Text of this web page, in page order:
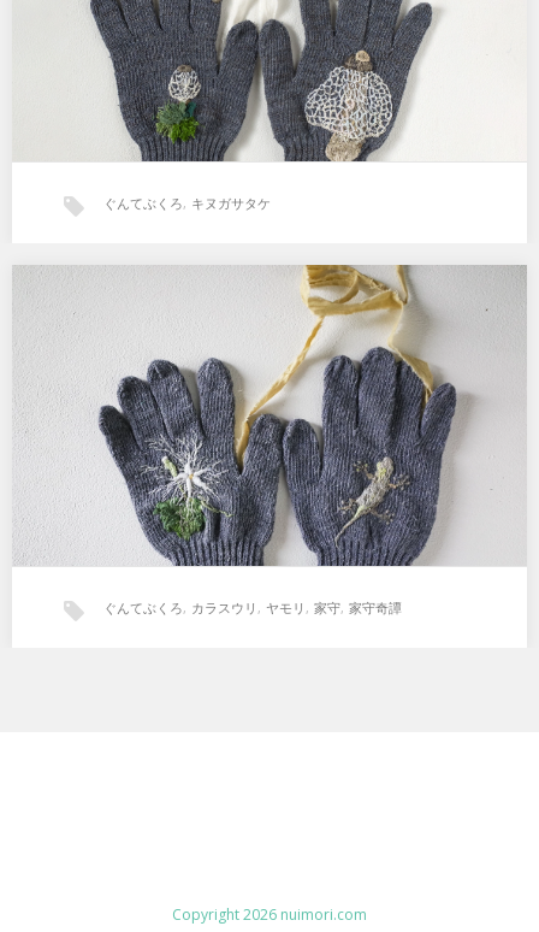
ぐんてぶくろ, キヌガサタケ
ぐんてぶくろ 烏瓜と家守
カラスウリとヤモリ 約20cm×12cm（Mサイズ） デニム残糸で作ら
れたリサイクル軍手に刺繍を施しています。…
ぐんてぶくろ, カラスウリ , ヤモリ , 家守, 家守奇譚
Copyright 2026 nuimori.com